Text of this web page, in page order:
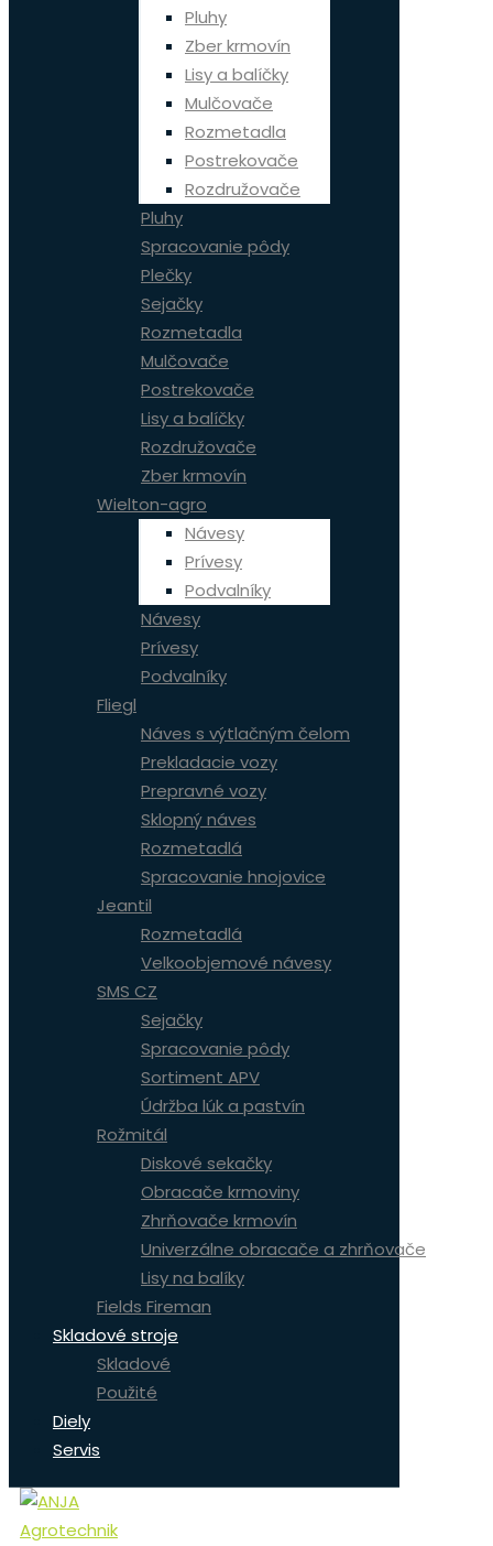
Pluhy
Zber krmovín
Lisy a balíčky
Mulčovače
Rozmetadla
Postrekovače
Rozdružovače
Pluhy
Spracovanie pôdy
Plečky
Sejačky
Rozmetadla
Mulčovače
Postrekovače
Lisy a balíčky
Rozdružovače
Zber krmovín
Wielton-agro
Návesy
Prívesy
Podvalníky
Návesy
Prívesy
Podvalníky
Fliegl
Náves s výtlačným čelom
Prekladacie vozy
Prepravné vozy
Sklopný náves
Rozmetadlá
Spracovanie hnojovice
Jeantil
Rozmetadlá
Velkoobjemové návesy
SMS CZ
Sejačky
Spracovanie pôdy
Sortiment APV
Údržba lúk a pastvín
Rožmitál
Diskové sekačky
Obracače krmoviny
Zhrňovače krmovín
Univerzálne obracače a zhrňovače
Lisy na balíky
Fields Fireman
Skladové stroje
Skladové
Použité
Diely
Servis